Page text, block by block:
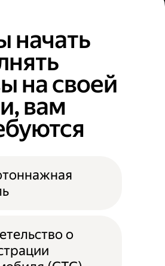
начать
на своей
вам
о